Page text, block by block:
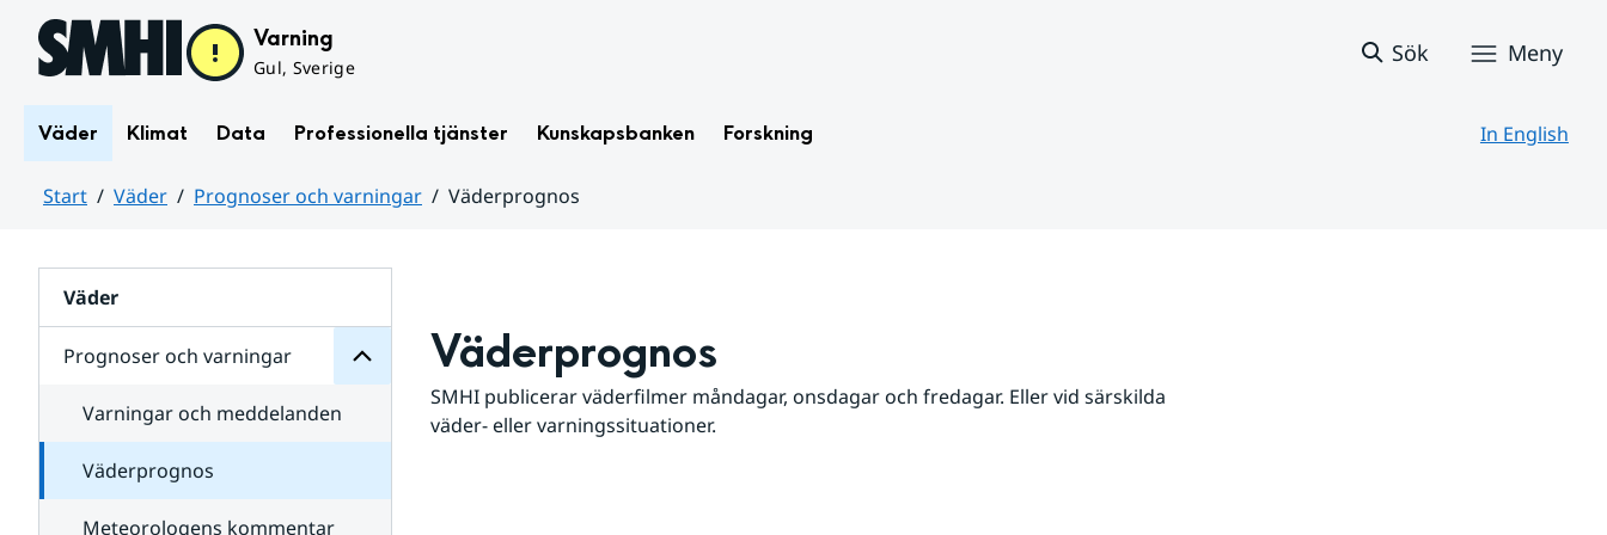
Hoppa till sidans innehåll Varning
Gul, Sverige
Sök Meny
Väder Klimat Data Professionella tjänster Kunskapsbanken Forskning In English
Start Väder Prognoser och varningar
Väderprognos
Väder
Prognoser och varningar
för
varningar
Varningar och meddelanden
Väderprognos
Meteorologens kommentar
Väderprognos
SMHI publicerar väderfilmer måndagar, onsdagar och fredagar. Eller vid särskilda
väder- eller varningssituationer.